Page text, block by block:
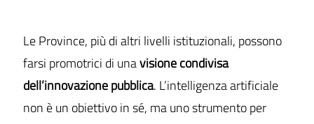
Le Province, più di altri livelli istituzionali, possono
farsi promotrici di unavisione condivisa
dell’innovazione pubblica. L’intelligenza artificiale
non è un obiettivo in sé, ma uno strumento per